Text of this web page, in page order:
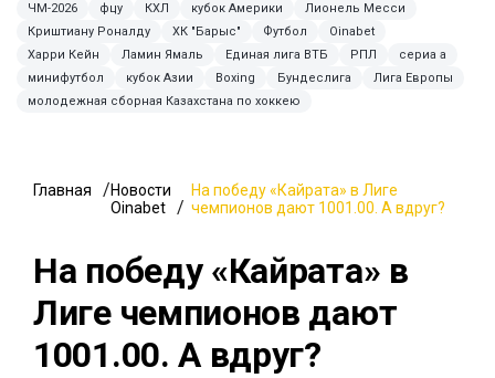
ЧМ-2026
фцу КХЛ кубок Америки
Лионель Месси
Криштиану Роналду
ХК "Барыс" Футбол
Oinabet
Харри Кейн
Ламин Ямаль Единая лига ВТБ РПЛ
сериа а
минифутбол
кубок Азии Boxing Бундеслига
Лига Европы
молодежная сборная Казахстана по хоккею
Главная
Новости
Oinabet
На победу «Кайрата» в Лиге
чемпионов дают 1001.00. А вдруг?
На победу «Кайрата» в
Лиге чемпионов дают
1001.00. А вдруг?